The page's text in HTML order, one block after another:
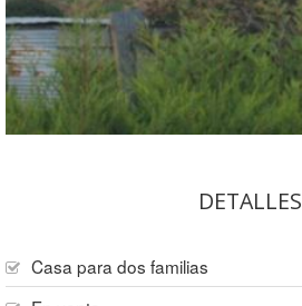
DETALLES
Casa para dos familias